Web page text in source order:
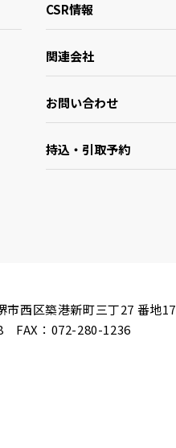
CSR情報
関連会社
お問い合わせ
持込・引取予約
市西区築港新町三丁27 番地17
FAX：072-280-1236